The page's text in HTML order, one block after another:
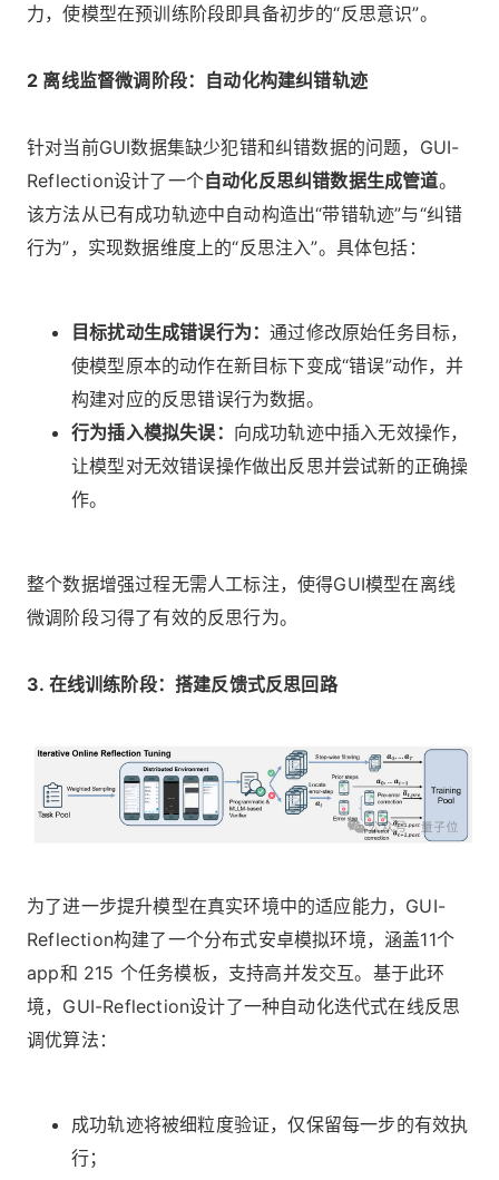
力，使模型在预训练阶段即具备初步的“反思意识”。
2 离线监督微调阶段：自动化构建纠错轨迹
针对当前GUI数据集缺少犯错和纠错数据的问题，GUI-
Reflection设计了一个自动化反思纠错数据生成管道。
该方法从已有成功轨迹中自动构造出“带错轨迹”与“纠错
行为”，实现数据维度上的“反思注入”。具体包括：
目标扰动生成错误行为：通过修改原始任务目标，
使模型原本的动作在新目标下变成“错误”动作，并
构建对应的反思错误行为数据。
行为插入模拟失误： 向成功轨迹中插入无效操作，
让模型对无效错误操作做出反思并尝试新的正确操
作。
整个数据增强过程无需人工标注，使得GUI模型在离线
微调阶段习得了有效的反思行为。
3. 在线训练阶段：搭建反馈式反思回路
为了进一步提升模型在真实环境中的适应能力，GUI-
Reflection构建了一个分布式安卓模拟环境，涵盖11个
app和 215 个任务模板，支持高并发交互。基于此环
境，GUI-Reflection设计了一种自动化迭代式在线反思
调优算法：
成功轨迹将被细粒度验证，仅保留每一步的有效执
行；